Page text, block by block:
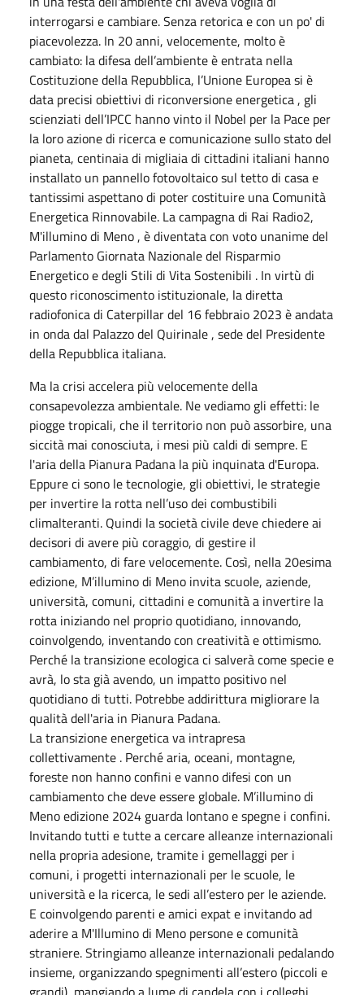
interrogarsi e cambiare. Senza retorica e con un po' di
piacevolezza. In 20 anni, velocemente, molto è
cambiato: la difesa dell’ambiente è entrata nella
Costituzione della Repubblica, l’Unione Europea si è
data precisi obiettivi di riconversione energetica , gli
scienziati dell’IPCC hanno vinto il Nobel per la Pace per
la loro azione di ricerca e comunicazione sullo stato del
pianeta, centinaia di migliaia di cittadini italiani hanno
installato un pannello fotovoltaico sul tetto di casa e
tantissimi aspettano di poter costituire una Comunità
Energetica Rinnovabile. La campagna di Rai Radio2,
M'illumino di Meno , è diventata con voto unanime del
Parlamento Giornata Nazionale del Risparmio
Energetico e degli Stili di Vita Sostenibili . In virtù di
questo riconoscimento istituzionale, la diretta
radiofonica di Caterpillar del 16 febbraio 2023 è andata
in onda dal Palazzo del Quirinale , sede del Presidente
della Repubblica italiana.
Ma la crisi accelera più velocemente della
consapevolezza ambientale. Ne vediamo gli effetti: le
piogge tropicali, che il territorio non può assorbire, una
siccità mai conosciuta, i mesi più caldi di sempre. E
l'aria della Pianura Padana la più inquinata d'Europa.
Eppure ci sono le tecnologie, gli obiettivi, le strategie
per invertire la rotta nell’uso dei combustibili
climalteranti. Quindi la società civile deve chiedere ai
decisori di avere più coraggio, di gestire il
cambiamento, di fare velocemente. Così, nella 20esima
edizione, M’illumino di Meno invita scuole, aziende,
università, comuni, cittadini e comunità a invertire la
rotta iniziando nel proprio quotidiano, innovando,
coinvolgendo, inventando con creatività e ottimismo.
Perché la transizione ecologica ci salverà come specie e
avrà, lo sta già avendo, un impatto positivo nel
quotidiano di tutti. Potrebbe addirittura migliorare la
qualità dell'aria in Pianura Padana.
La transizione energetica va intrapresa
collettivamente . Perché aria, oceani, montagne,
foreste non hanno confini e vanno difesi con un
cambiamento che deve essere globale. M’illumino di
Meno edizione 2024 guarda lontano e spegne i confini.
Invitando tutti e tutte a cercare alleanze internazionali
nella propria adesione, tramite i gemellaggi per i
comuni, i progetti internazionali per le scuole, le
università e la ricerca, le sedi all’estero per le aziende.
E coinvolgendo parenti e amici expat e invitando ad
aderire a M'Illumino di Meno persone e comunità
straniere. Stringiamo alleanze internazionali pedalando
insieme, organizzando spegnimenti all’estero (piccoli e